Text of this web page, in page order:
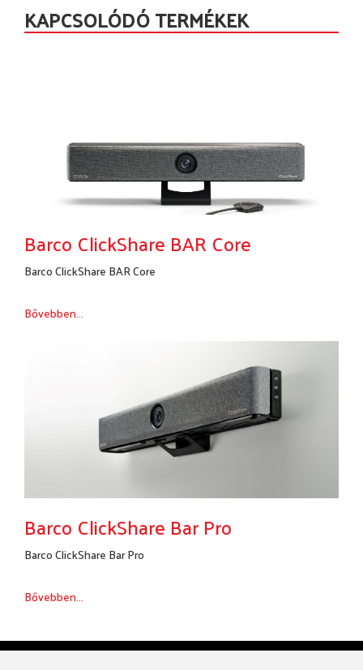
KAPCSOLÓDÓ TERMÉKEK
Barco ClickShare BAR Core
Barco ClickShare BAR Core
Bővebben...
Barco ClickShare Bar Pro
Barco ClickShare Bar Pro
Bővebben...